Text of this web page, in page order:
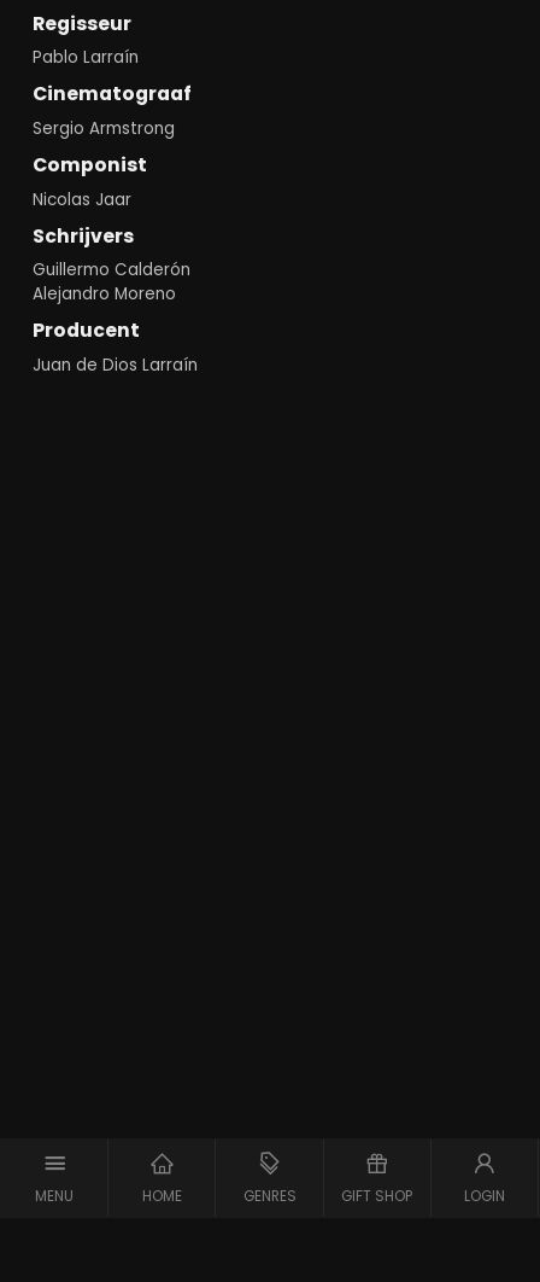
MENU HOME GENRES GIFT SHOP LOGIN
Regisseur
Pablo Larraín
Cinematograaf
Sergio Armstrong
Componist
Nicolas Jaar
Schrijvers
Guillermo Calderón
Alejandro Moreno
Producent
Juan de Dios Larraín